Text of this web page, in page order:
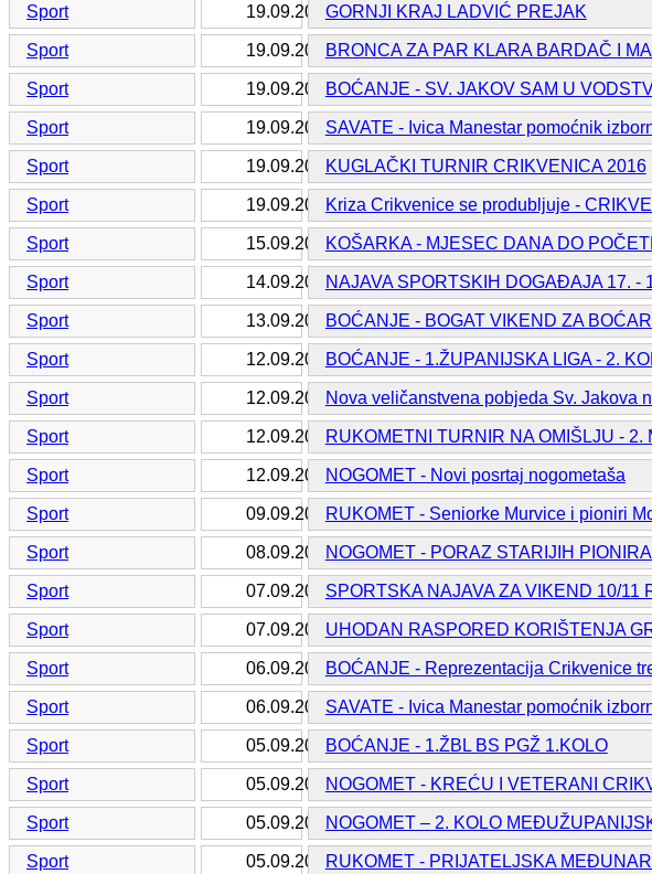
Sport 19.09.2016.GORNJI KRAJ LADVIĆ PREJAK
Sport 19.09.2016.BRONCA ZA PAR KLARA BARDAČ I
Sport 19.09.2016.BOĆANJE - SV. JAKOV SAM U
Sport 19.09.2016.SAVATE - Ivica Manestar pomoćnik
Sport 19.09.2016.KUGLAČKI TURNIR CRIKVENICA 2016
Sport 19.09.2016.Kriza Crikvenice se produbljuje -
Sport 15.09.2016.KOŠARKA - MJESEC DANA DO
Sport 14.09.2016.NAJAVA SPORTSKIH DOGAĐAJA 17. -
Sport 13.09.2016.BOĆANJE - BOGAT VIKEND ZA
Sport 12.09.2016.BOĆANJE - 1.ŽUPANIJSKA LIGA - 2.
Sport 12.09.2016.Nova veličanstvena pobjeda Sv. Jakova
Sport 12.09.2016.RUKOMETNI TURNIR NA OMIŠLJU -
Sport 12.09.2016.NOGOMET - Novi posrtaj nogometaša
Sport 09.09.2016.RUKOMET - Seniorke Murvice i pioniri
Sport 08.09.2016.NOGOMET - PORAZ STARIJIH
Sport 07.09.2016.SPORTSKA NAJAVA ZA VIKEND 10/11
Sport 07.09.2016.UHODAN RASPORED KORIŠTENJA
Sport 06.09.2016.BOĆANJE - Reprezentacija Crikvenice
Sport 06.09.2016.SAVATE - Ivica Manestar pomoćnik
Sport 05.09.2016.BOĆANJE - 1.ŽBL BS PGŽ 1.KOLO
Sport 05.09.2016.NOGOMET - KREĆU I VETERANI
Sport 05.09.2016.NOGOMET – 2. KOLO
Sport 05.09.2016.RUKOMET - PRIJATELJSKA